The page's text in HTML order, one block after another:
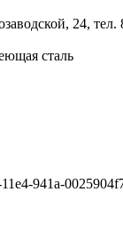
24,
сталь
941a-